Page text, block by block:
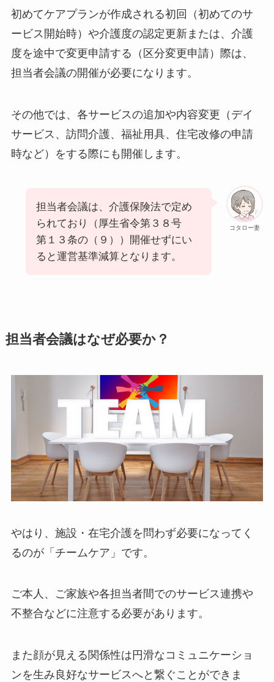
初めてケアプランが作成される初回（初めてのサ
ービス開始時）や介護度の認定更新または、介護
度を途中で変更申請する（区分変更申請）際は、
担当者会議の開催が必要になります。
その他では、各サービスの追加や内容変更（デイ
サービス、訪問介護、福祉用具、住宅改修の申請
時など）をする際にも開催します。
コタロー妻
担当者会議は、介護保険法で定め
られており（厚生省令第３８号
第１３条の（９））開催せずにい
ると運営基準減算となります。
担当者会議はなぜ必要か？
やはり、施設・在宅介護を問わず必要になってく
るのが「チームケア」です。
ご本人、ご家族や各担当者間でのサービス連携や
不整合などに注意する必要があります。
また顔が見える関係性は円滑なコミュニケーショ
ンを生み良好なサービスへと繋ぐことができま